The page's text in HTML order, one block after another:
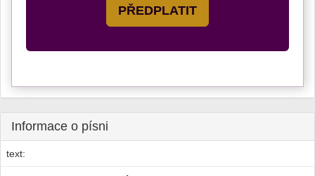
PŘEDPLATIT
Informace o písni
text: